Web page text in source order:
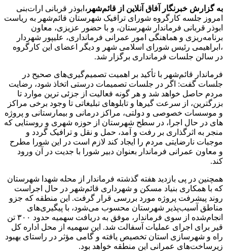
به گزارش خبرنگار آفاق آنلاین از قائم‌شهر، ابوذر قربانی ارات‌بنی
امروز جلسه کارگروه شورای ترافیک شهرستان قائم‌شهر به ریاست
ابوذر قربانی فرماندار شهرستان، و با حضور عزیزی، معاون
برنامه‌ریزی و هماهنگی امور عمرانی فرمانداری، علیپور شهردار
،ابراهیمی رئیس شورای اسلامی شهر و دیگر اعضای این کارگروه
در سالن جلسات فرمانداری برگزار شد.
فرماندار قائم‌شهر با تأکید بر اهمیت تصمیم‌گیری‌های صحیح در
جلسات گفت: اگر در جلسات تصمیمات درستی اتخاذ شود، رضایت
مردم حاصل خواهد شد و هر گونه فعالیت از جزئی ترین موارد تا
بزرگترین، از سرعت گیرها و تابلوهای تبلیغاتی تا وجود برخی مراکز
و موسسات خصوصی و دولتی، مراکز درمانی و بیمارستانی و پروژه
های در حال اجرا، در سطح شهرستان از حوزه شهری و روستایی که
منجر به اثرگذاری بر رفت و آمد، حمل و نقل و ترافیک گردد و
موجبات نارضایتی مردم را ایجاد کند لازم است در این شورا مطرح
و معاون عمرانی فرماندار بعنوان دبیر شورا با جدیت در آن ورود
کند.
همچنین در پی بازدید هفته گذشته فرماندار از محله شهدا شهرستان
که با همکاری بنیاد مسکن و شهرداری قائم‌شهر در حال اجراست
روند پیشرفت پروژه مورد بررسی قرار گرفت. این منطقه که جزو
مناطق آسیب‌پذیر شهرستان محسوب می‌شود، با پیگیری‌های
انجام‌شده از سوی فرماندار، موفق به دریافت سهمیه حدود ۳۰۰ تن
قیر برای اجرای عملیات آسفالت شد. این سهمیه از محل اداره کل
راه و شهرسازی استان تخصیص یافته و گامی مؤثر در راستای بهبود
زیرساخت‌های عمرانی این منطقه خواهد بود.